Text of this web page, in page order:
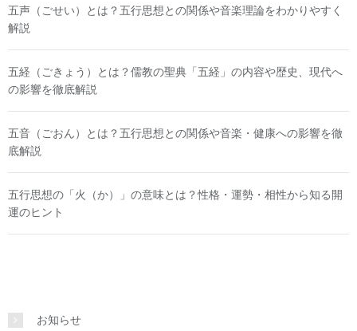
五声（ごせい）とは？五行思想との関係や音楽理論をわかりやすく
解説
五経（ごきょう）とは？儒教の聖典「五経」の内容や歴史、現代へ
の影響を徹底解説
五音（ごおん）とは？五行思想との関係や音楽・健康への影響を徹
底解説
五行思想の「火（か）」の意味とは？性格・運勢・相性から知る開
運のヒント
お知らせ